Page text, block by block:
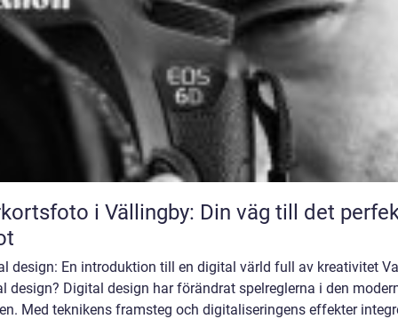
i Vällingby: Din väg till det
design: En introduktion till en digital värld full av kreativitet
design? Digital design har förändrat spelreglerna i den
Med teknikens framsteg och digitaliseringens effekter